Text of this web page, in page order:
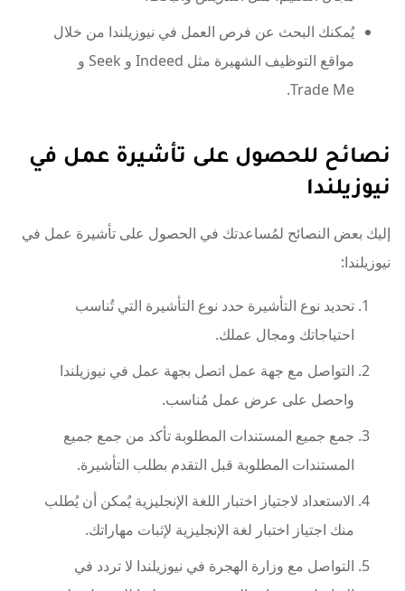
يُمكنك البحث عن فرص العمل في نيوزيلندا من خلال
مواقع التوظيف الشهيرة مثل Indeed و Seek و
Trade Me.
نصائح للحصول على تأشيرة عمل في
نيوزيلندا
إليك بعض النصائح لمُساعدتك في الحصول على تأشيرة عمل في
نيوزيلندا:
تحديد نوع التأشيرة حدد نوع التأشيرة التي تُناسب
احتياجاتك ومجال عملك.
التواصل مع جهة عمل اتصل بجهة عمل في نيوزيلندا
واحصل على عرض عمل مُناسب.
جمع جميع المستندات المطلوبة تأكد من جمع جميع
المستندات المطلوبة قبل التقدم بطلب التأشيرة.
الاستعداد لاجتياز اختبار اللغة الإنجليزية يُمكن أن يُطلب
منك اجتياز اختبار لغة الإنجليزية لإثبات مهاراتك.
التواصل مع وزارة الهجرة في نيوزيلندا لا تردد في